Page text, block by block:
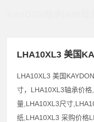
LHA10XL3 美国
LHA10XL3 美国
寸，LHA10XL3轴承价
量,LHA10XL3尺寸
纸,LHA10XL3 采购价格